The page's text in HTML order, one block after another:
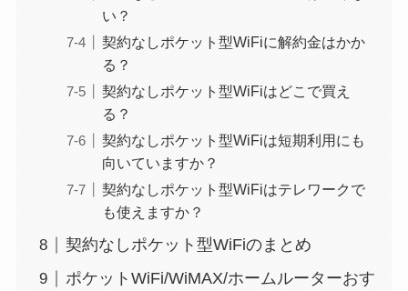
い？
契約なしポケット型WiFiに解約金はかか
る？
契約なしポケット型WiFiはどこで買え
る？
契約なしポケット型WiFiは短期利用にも
向いていますか？
契約なしポケット型WiFiはテレワークで
も使えますか？
契約なしポケット型WiFiのまとめ
ポケットWiFi/WiMAX/ホームルーターおす